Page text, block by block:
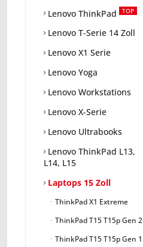
Lenovo ThinkPad
TOP
Lenovo T-Serie 14 Zoll
Lenovo X1 Serie
Lenovo Yoga
Lenovo Workstations
Lenovo X-Serie
Lenovo Ultrabooks
Lenovo ThinkPad L13,
L14, L15
Laptops 15 Zoll
ThinkPad X1 Extreme
ThinkPad T15 T15p Gen 2
ThinkPad T15 T15p Gen 1